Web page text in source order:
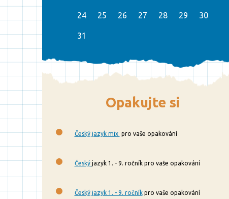
24 25 26 27 28 29 30
31
Opakujte si
Český jazyk mix pro vaše opakování
Český jazyk 1. - 9. ročník pro vaše opakování
Český jazyk 1. - 9. ročníkpro vaše opakování